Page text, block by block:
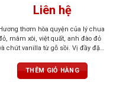
Liên hệ
Hương thơm hòa quyện của lý chua
mâm xôi, việt quất, anh đào đỏ
chút vanilla từ gỗ sồi. Vị đầy đặn,
bằng. Màu sắc đỏ sâu, đậm đà,
cuốn hút
THÊM GIỎ HÀNG